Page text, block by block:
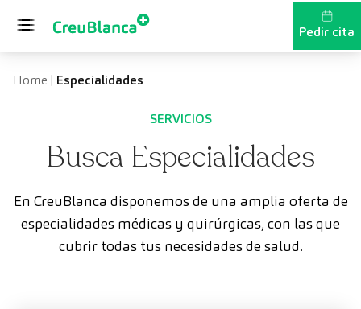
Pedir cita
Home | Especialidades
SERVICIOS
Busca Especialidades
En CreuBlanca disponemos de una amplia oferta de
especialidades médicas y quirúrgicas, con las que
cubrir todas tus necesidades de salud.